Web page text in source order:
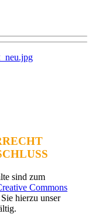
sind zum
Commons
hierzu unser